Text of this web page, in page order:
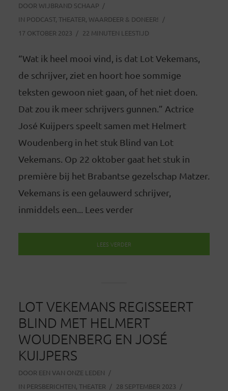
DOOR WIJBRAND SCHAAP
IN PODCAST, THEATER, WAARDEER & DONEER!
17 OKTOBER 2023
22 MINUTEN LEESTIJD
“Wat ik heel mooi vind, is dat Lot Vekemans,
de schrijver, ziet en hoort hoe sommige
teksten gewoon niet gaan, of het niet doen.
Dat zou ik meer schrijvers gunnen.” Actrice
José Kuijpers speelt samen met Helmert
Woudenberg in het stuk Blind van Lot
Vekemans. Op 22 oktober gaat het stuk in
première bij het Brabantse gezelschap Matzer.
Vekemans is een gelauwerd schrijver,
inmiddels een... Lees verder
LEES VERDER
LOT VEKEMANS REGISSEERT
BLIND MET HELMERT
WOUDENBERG EN JOSÉ
KUIJPERS
DOOR EEN VAN ONZE LEDEN
IN PERSBERICHTEN, THEATER
28 SEPTEMBER 2023